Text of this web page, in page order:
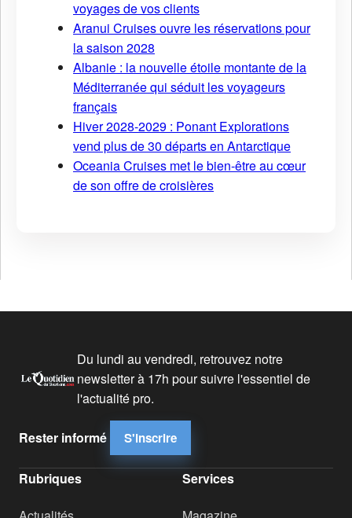
voyages de vos clients
Aranui Cruises ouvre les réservations pour
la saison 2028
Albanie : la nouvelle étoile montante de la
Méditerranée qui séduit les voyageurs
français
Hiver 2028-2029 : Ponant Explorations
vend plus de 30 départs en Antarctique
Oceania Cruises met le bien-être au cœur
de son offre de croisières
Du lundi au vendredi, retrouvez notre
newsletter à 17h pour suivre l'essentiel de
l'actualité pro.
Rester informé S'inscrire
Rubriques Services